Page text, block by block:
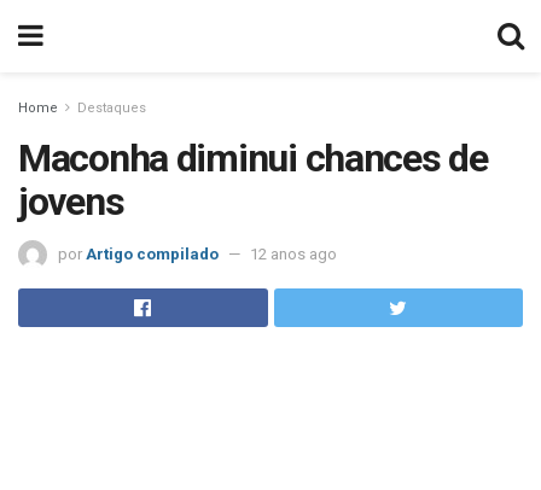
Home Destaques
Maconha diminui chances de
jovens
por Artigo compilado 12 anos ago